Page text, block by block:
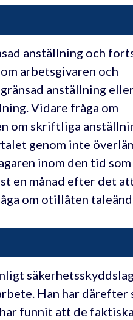
anställning och
arbetsgivaren och
anställning
Vidare fråga om
om skriftliga
genom inte
inom den tid
en månad efter det
om otillåten
Han har därefter
funnit att de faktiska